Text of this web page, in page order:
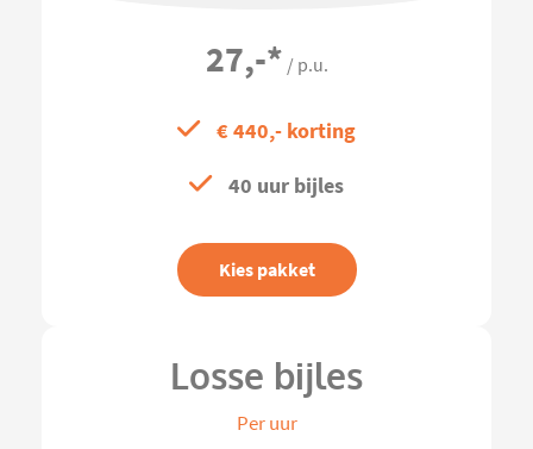
27,-* / p.u.
€ 440,- korting
40 uur bijles
Kies pakket
Losse bijles
Per uur